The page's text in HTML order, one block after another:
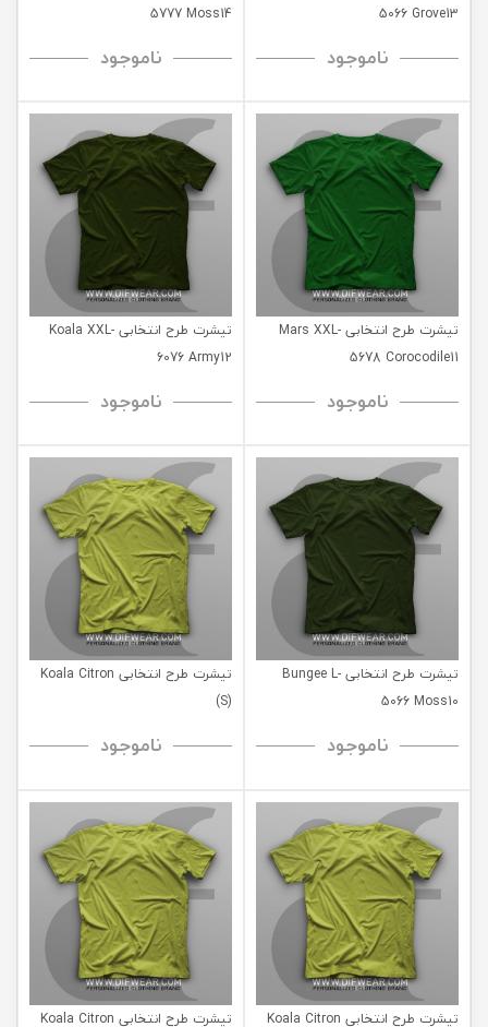
5066 Grove13
ناموجود
5777 Moss14
ناموجود
تیشرت طرح انتخابی Mars XXL-
5678 Corocodile11
ناموجود
تیشرت طرح انتخابی Koala XXL-
6076 Army12
ناموجود
تیشرت طرح انتخابی Bungee L-
5066 Moss10
ناموجود
تیشرت طرح انتخابی Koala Citron
(S)
ناموجود
تیشرت طرح انتخابی Koala Citron تیشرت طرح انتخابی Koala Citron